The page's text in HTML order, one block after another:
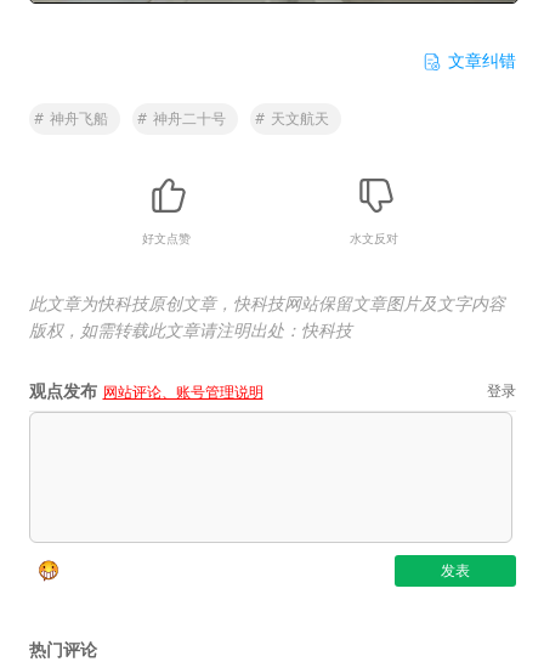
文章纠错
# 神舟飞船 # 神舟二十号 # 天文航天
好文点赞 水文反对
此文章为快科技原创文章，快科技网站保留文章图片及文字内容
版权，如需转载此文章请注明出处：快科技
观点发布 网站评论、账号管理说明 登录
热门评论